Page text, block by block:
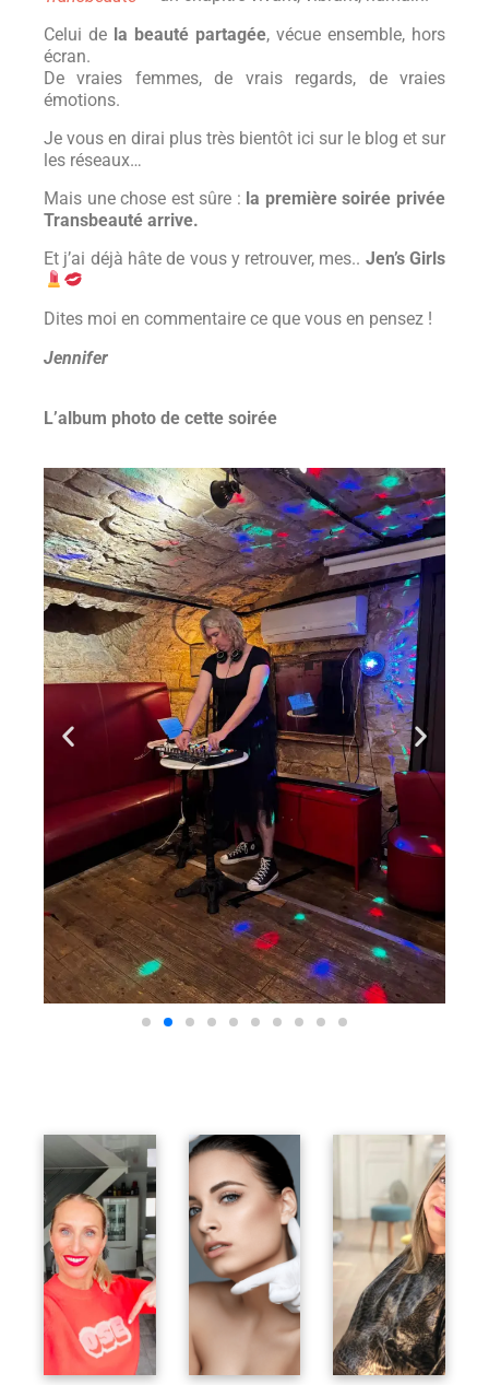
Celui de la beauté partagée, vécue ensemble, hors
écran.
De vraies femmes, de vrais regards, de vraies
émotions.
Je vous en dirai plus très bientôt ici sur le blog et sur
les réseaux…
Mais une chose est sûre : la première soirée privée
Transbeauté arrive.
Et j’ai déjà hâte de vous y retrouver, mes.. Jen’s Girls
Dites moi en commentaire ce que vous en pensez !
Jennifer
L’album photo de cette soirée